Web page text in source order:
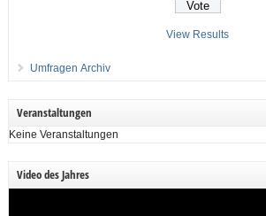
View Results
Umfragen Archiv
Veranstaltungen
Keine Veranstaltungen
Video des Jahres